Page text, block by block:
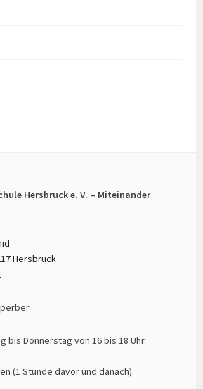
Hersbruck e. V. – Miteinander
Hersbruck
bis Donnerstag von 16 bis 18 Uhr
(1 Stunde davor und danach).